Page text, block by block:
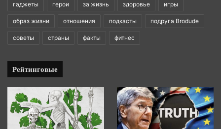
гаджеты герои за жизнь здоровье игры
образ жизни отношения подкасты подруга Brodude
советы страны факты фитнес
Рейтинговые